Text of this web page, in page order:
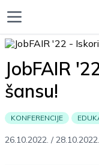
JobFAIR
šansu!
KONFERENCIJE
26.10.2022. /28.10.2022.